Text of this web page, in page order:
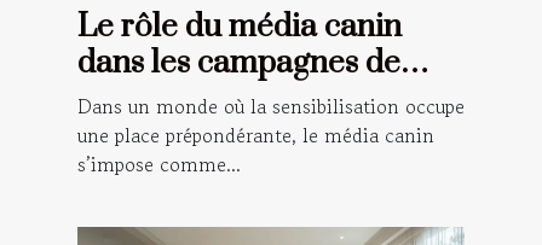
Le rôle du média canin
dans les campagnes de
sensibilisation
Dans un monde où la sensibilisation occupe
une place prépondérante, le média canin
s’impose comme...